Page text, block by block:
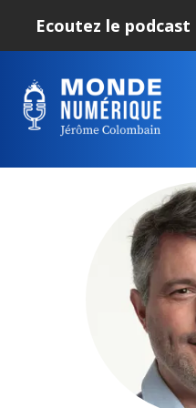
Ecoutez le podcast